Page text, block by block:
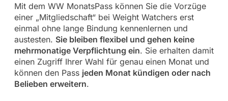
Mit dem WW MonatsPass können Sie die Vorzüge
einer „Mitgliedschaft“ bei Weight Watchers erst
einmal ohne lange Bindung kennenlernen und
austesten. Sie bleiben flexibel und gehen keine
mehrmonatige Verpflichtung ein. Sie erhalten damit
einen Zugriff Ihrer Wahl für genau einen Monat und
können den Pass jeden Monat kündigen oder nach
Belieben erweitern.